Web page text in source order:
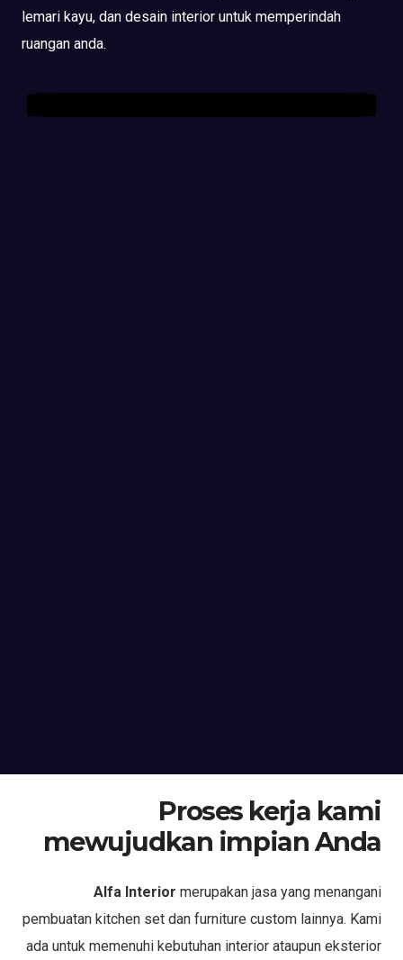
lemari kayu, dan desain interior untuk memperindah
ruangan anda.
Proses kerja kami
mewujudkan impian Anda
Alfa Interior merupakan jasa yang menangani
pembuatan kitchen set dan furniture custom lainnya. Kami
ada untuk memenuhi kebutuhan interior ataupun eksterior